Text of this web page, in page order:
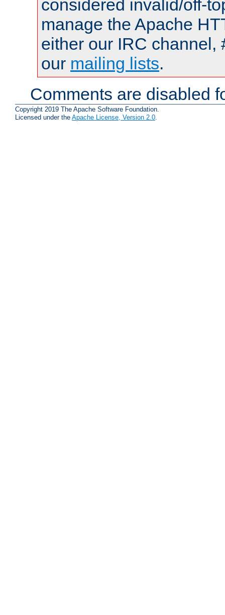
considered invalid/off-
manage the Apache
either our IRC channel,
our mailing lists.
Comments are disabled
Copyright 2019 The Apache Software Foundation.
Licensed under the Apache License, Version 2.0.